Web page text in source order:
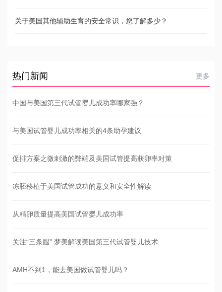
关于美国其他辅助生育的安全常识，您了解多少？
热门新闻 更多
中国与美国第三代试管婴儿成功率哪家强？
与美国试管婴儿成功率相关的4条助孕建议
促排方案之微刺激的弊端及美国试管提高获卵率对策
冻胚移植于美国试管成功的意义和安全性解读
从精卵质量提高美国试管婴儿成功率
关注“三条腿” 梦美解读美国第三代试管婴儿技术
AMH不到1，能去美国做试管婴儿吗？